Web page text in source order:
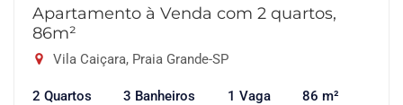
Apartamento à Venda com 2 quartos,
86m²
Vila Caiçara, Praia Grande-SP
2 Quartos 3 Banheiros 1 Vaga 86 m²